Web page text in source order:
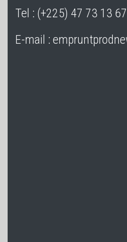
Tel : (+225) 47 73 13 67
E-mail :